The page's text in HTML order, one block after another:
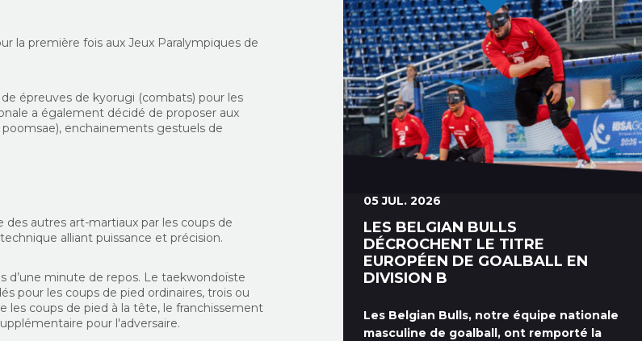
la première fois aux Jeux Paralympiques de
épreuves de kyorugi (combats) pour les
a également décidé de proposer aux
enchainements gestuels de
autres art-martiaux par les coups de
alliant puissance et précision.
d’une minute de repos. Le taekwondoïste
pour les coups de pied ordinaires, trois ou
les coups de pied à la tête, le franchissement
pour l'adversaire.
05 JUL. 2026
LES BELGIAN BULLS
DÉCROCHENT LE TITRE
EUROPÉEN DE GOALBALL EN
DIVISION B
Les Belgian Bulls, notre équipe nationale
masculine de goalball, ont remporté la